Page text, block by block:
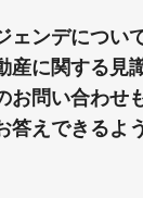
ェンデについ
産に関する見
お問い合わ
答えできるよ